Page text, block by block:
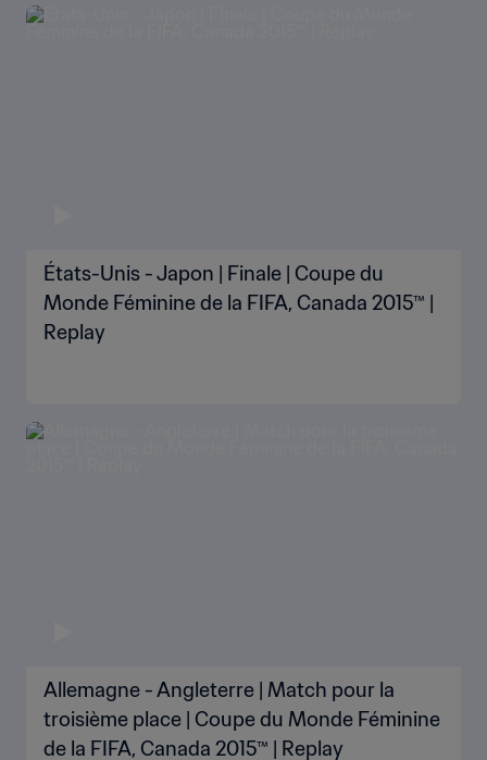
a 2015™
États-Unis - Japon | Finale | Coupe du
Monde Féminine de la FIFA, Canada 2015™ |
Replay
Allemagne - Angleterre | Match pour la
troisième place | Coupe du Monde Féminine
de la FIFA, Canada 2015™ | Replay